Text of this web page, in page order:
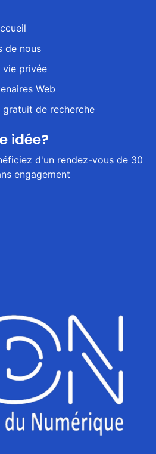
de nous
vie privée
Web
gratuit de recherche
idée?
d'un rendez-vous de 30
engagement